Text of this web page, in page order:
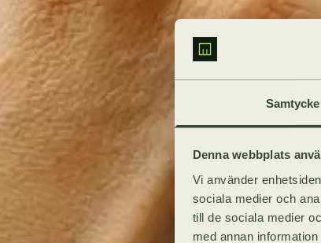
Samtycke
Denna webbplats
Vi använder
sociala medier och
till de sociala medier
med annan